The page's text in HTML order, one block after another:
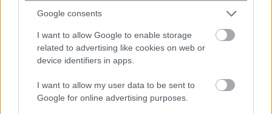
Google consents
I want to allow Google to enable storage
related to advertising like cookies on web or
device identifiers in apps.
I want to allow my user data to be sent to
Google for online advertising purposes.
Από τους Φαραώ στους Έλληνες: Το
Κομ ελ-Χιλγκάν αποκαλύπτει 3.000
χρόνια θαμμένης ιστορίας